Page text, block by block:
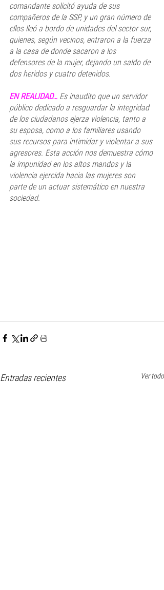
comandante solicitó ayuda de sus
compañeros de la SSP, y un gran número de
ellos lleó a bordo de unidades del sector sur,
quienes, según vecinos, entraron a la fuerza
a la casa de donde sacaron a los
defensores de la mujer, dejando un saldo de
dos heridos y cuatro detenidos.
EN REALIDAD… Es inaudito que un servidor
público dedicado a resguardar la integridad
de los ciudadanos ejerza violencia, tanto a
su esposa, como a los familiares usando
sus recursos para intimidar y violentar a sus
agresores. Esta acción nos demuestra cómo
la impunidad en los altos mandos y la
violencia ejercida hacia las mujeres son
parte de un actuar sistemático en nuestra
sociedad.
Entradas recientes Ver todo